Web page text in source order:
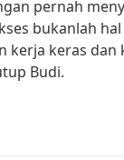
pernah
bukanlah
kerja keras dan
Budi.